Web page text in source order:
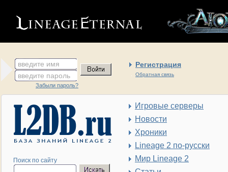
введите имя Регистрация
Обратная связь
введите пароль
Забыли пароль?
Поиск по сайту
Игровые серверы
Новости
Хроники
Lineage 2 по-русски
Мир Lineage 2